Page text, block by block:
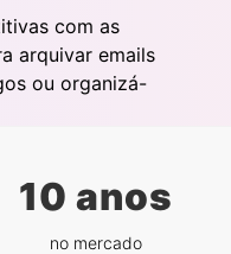
com as
arquivar emails
ou organizá-
10 anos
no mercado